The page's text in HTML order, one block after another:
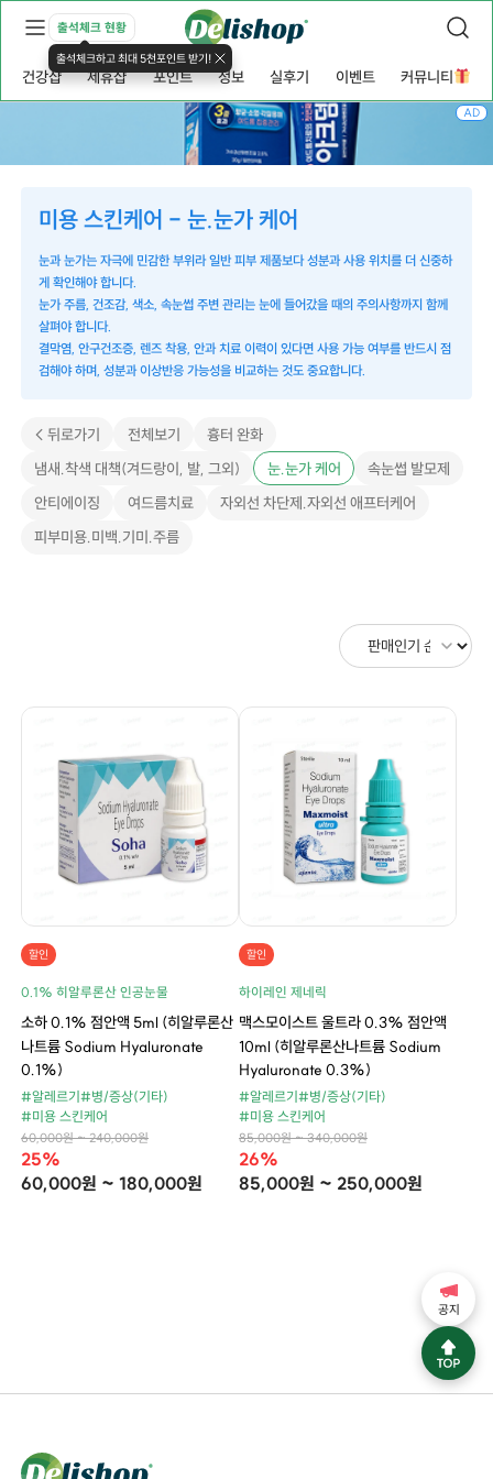
출석체크 현황
출석체크하고 최대 5천포인트 받기!
건강샵 제휴샵 포인트 정보 실후기 이벤트 커뮤니티
미용 스킨케어 - 눈.눈가 케어
눈과 눈가는 자극에 민감한 부위라 일반 피부 제품보다 성분과 사용 위치를 더 신중하
게 확인해야 합니다.
눈가 주름, 건조감, 색소, 속눈썹 주변 관리는 눈에 들어갔을 때의 주의사항까지 함께
살펴야 합니다.
결막염, 안구건조증, 렌즈 착용, 안과 치료 이력이 있다면 사용 가능 여부를 반드시 점
검해야 하며, 성분과 이상반응 가능성을 비교하는 것도 중요합니다.
< 뒤로가기 전체보기
흉터 완화
냄새.착색 대책(겨드랑이, 발, 그외)
눈.눈가 케어
속눈썹 발모제
안티에이징
여드름치료
자외선 차단제.자외선 애프터케어
피부미용.미백.기미.주름
할인
0.1% 히알루론산 인공눈물
소하 0.1% 점안액 5ml (히알루론산
나트륨 Sodium Hyaluronate
0.1%)
#알레르기#병/증상(기타)
#미용 스킨케어
60,000원 ~ 240,000원
25%
60,000원 ~ 180,000원
할인
하이레인 제네릭
맥스모이스트 울트라 0.3% 점안액
10ml (히알루론산나트륨 Sodium
Hyaluronate 0.3%)
#알레르기 #병/증상(기타)
#미용 스킨케어
85,000원 ~ 340,000원
26%
85,000원 ~ 250,000원
AD
공지